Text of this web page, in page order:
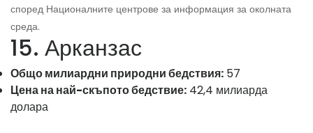
според Националните центрове за информация за околната
среда.
15. Арканзас
Общо милиардни природни бедствия: 57
Цена на най-скъпото бедствие: 42,4 милиарда
долара